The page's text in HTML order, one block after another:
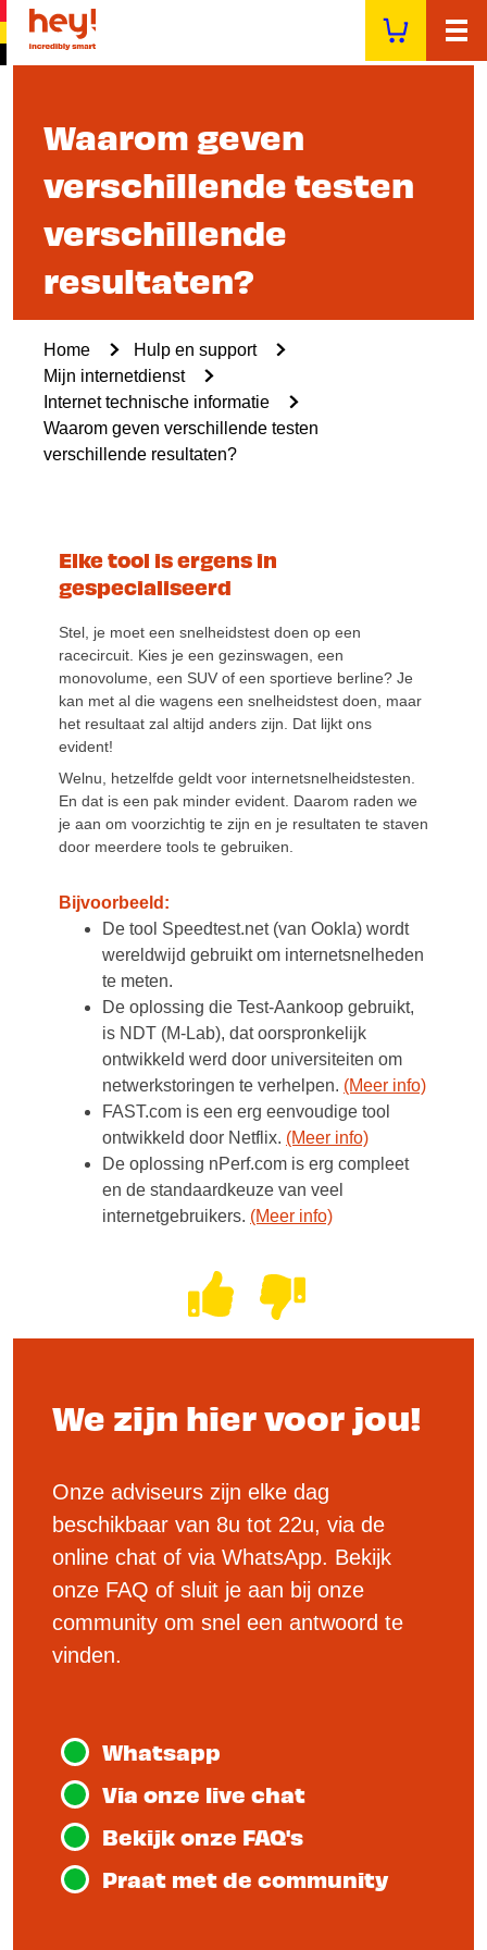
Overslaan
naar
Waarom geven
verschillende testen
verschillende
resultaten?
Kruimelpad
Home
Hulp en support
Mijn internetdienst
Internet technische informatie
Waarom geven verschillende testen
verschillende resultaten?
Elke tool is ergens in
gespecialiseerd
Stel, je moet een snelheidstest doen op een
racecircuit. Kies je een gezinswagen, een
monovolume, een SUV of een sportieve berline? Je
kan met al die wagens een snelheidstest doen, maar
het resultaat zal altijd anders zijn. Dat lijkt ons
evident!
Welnu, hetzelfde geldt voor internetsnelheidstesten.
En dat is een pak minder evident. Daarom raden we
je aan om voorzichtig te zijn en je resultaten te staven
door meerdere tools te gebruiken.
Bijvoorbeeld:
De tool Speedtest.net (van Ookla) wordt
wereldwijd gebruikt om internetsnelheden
te meten.
De oplossing die Test-Aankoop gebruikt,
is NDT (M-Lab), dat oorspronkelijk
ontwikkeld werd door universiteiten om
netwerkstoringen te verhelpen. (Meer info)
FAST.com is een erg eenvoudige tool
ontwikkeld door Netflix. (Meer info)
De oplossing nPerf.com is erg compleet
en de standaardkeuze van veel
internetgebruikers. (Meer info)
We zijn hier voor jou!
Onze adviseurs zijn elke dag
beschikbaar van 8u tot 22u, via de
online chat of via WhatsApp. Bekijk
onze FAQ of sluit je aan bij onze
community om snel een antwoord te
vinden.
Whatsapp
Via onze live chat
Bekijk onze FAQ's
Praat met de community